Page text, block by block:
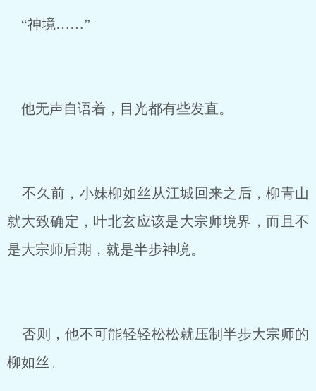
“神境……”
他无声自语着，目光都有些发直。
不久前，小妹柳如丝从江城回来之后，柳青山
就大致确定，叶北玄应该是大宗师境界，而且不
是大宗师后期，就是半步神境。
否则，他不可能轻轻松松就压制半步大宗师的
柳如丝。